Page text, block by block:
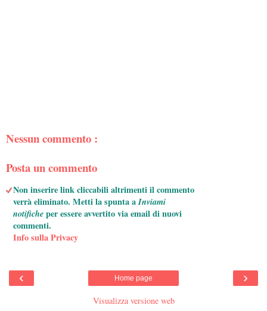
Nessun commento :
Posta un commento
Non inserire link cliccabili altrimenti il commento
verrà eliminato. Metti la spunta aInviami
notificheper essere avvertito via email di nuovi
commenti.
Info sulla Privacy
‹ ›
Home page
Visualizza versione web